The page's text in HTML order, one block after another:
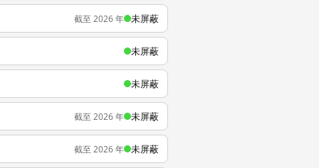
截至 2026 年 未屏蔽
未屏蔽
未屏蔽
截至 2026 年 未屏蔽
截至 2026 年 未屏蔽